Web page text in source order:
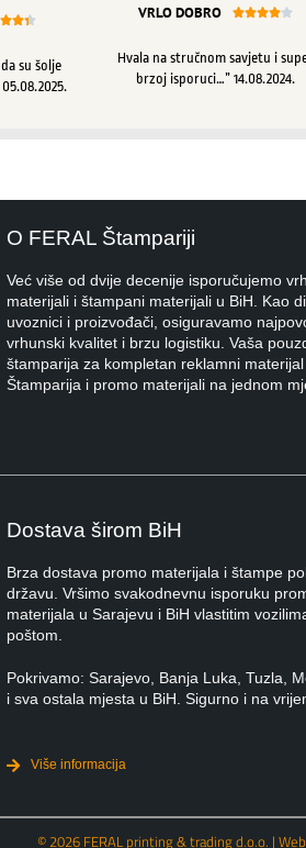

su šolje
VRLO DOBRO 
Hvala na stručnom savjetu i
brzoj isporuci…” 14.08.2024.
O FERAL Štampariji
Već više od dvije decenije isporučujemo
materijali i štampani materijali u BiH. Kao
uvoznici i proizvođači, osiguravamo
vrhunski kvalitet i brzu logistiku. Vaša
štamparija za kompletan reklamni materijal
Štamparija i promo materijali na jednom
Dostava širom BiH
Brza dostava promo materijala i štampe
državu. Vršimo svakodnevnu isporuku
materijala u Sarajevu i BiH vlastitim
poštom.
Pokrivamo: Sarajevo, Banja Luka, Tuzla,
i sva ostala mjesta u BiH. Sigurno i na
Više informacija
© 2026 FERAL printing & trading d.o.o. |